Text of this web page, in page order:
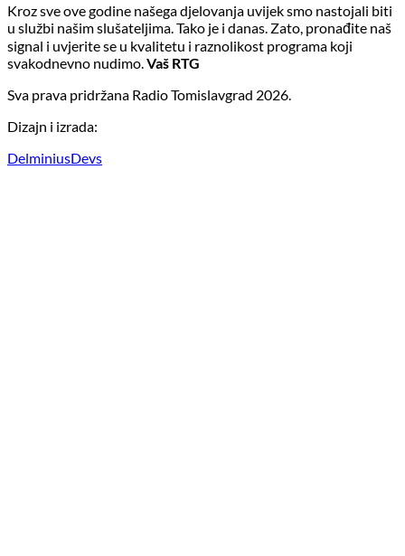
Kroz sve ove godine našega djelovanja uvijek smo nastojali biti
u službi našim slušateljima. Tako je i danas. Zato, pronađite naš
signal i uvjerite se u kvalitetu i raznolikost programa koji
svakodnevno nudimo.Vaš RTG
Sva prava pridržana Radio Tomislavgrad 2026.
Dizajn i izrada:
DelminiusDevs